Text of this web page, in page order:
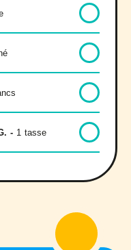
- 1 tasse